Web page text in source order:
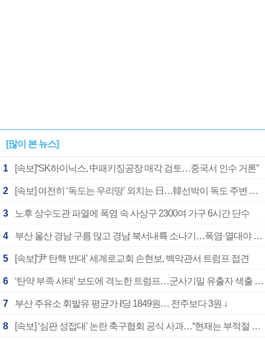
[많이 본 뉴스]
1 [속보]“SK하이닉스, 中패키징공장 매각 검토…중국서 인수 거론”
2 [속보] 여전히 ‘독도는 우리땅’ 외치는 日…韓선박이 독도 주변 해양조사 활동하자 반발
3 노후 상수도관 파열에 폭염 속 사상구 2300여 가구 6시간 단수
4 부산 울산 경남 구름 많고 경남 북서내륙 소나기…폭염·열대야 계속
5 [속보]‘尹 탄핵 반대’ 세계로교회 손현보, 백악관서 트럼프 접견
6 ‘탄약 부족 사태’ 보도에 격노한 트럼프…군사기밀 유출자 색출 지시
7 부산 주유소 휘발유 평균가 ℓ당 1849원… 전주보다 3원 ↓
8 [속보] ‘심판 성접대’ 논란 축구협회 공식 사과…“현재는 부적절 행위 없어”